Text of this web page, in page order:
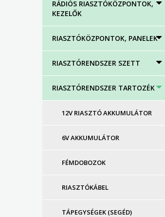
RÁDIÓS RIASZTÓKÖZPONTOK,
KEZELŐK
RIASZTÓKÖZPONTOK, PANELEK
RIASZTÓRENDSZER SZETT
RIASZTÓRENDSZER TARTOZÉK
12V RIASZTÓ AKKUMULÁTOR
6V AKKUMULÁTOR
FÉMDOBOZOK
RIASZTÓKÁBEL
TÁPEGYSÉGEK (SEGÉD)